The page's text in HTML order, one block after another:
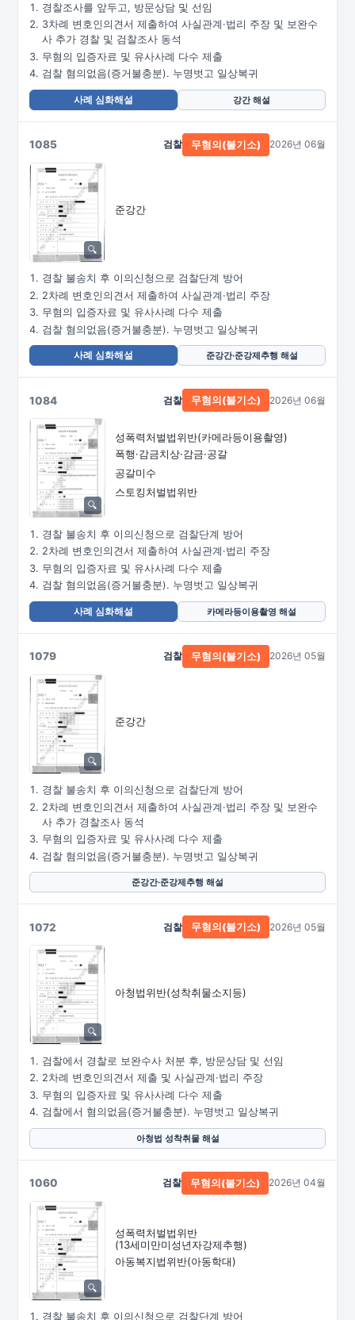
경찰조사를 앞두고, 방문상담 및 선임
3차례 변호인의견서 제출하여 사실관계·법리 주장 및 보완수
사 추가 경찰 및 검찰조사 동석
무혐의 입증자료 및 유사사례 다수 제출
검찰 혐의없음(증거불충분). 누명벗고 일상복귀
사례 심화해설 강간 해설
1085
준강간
검찰 무혐의(불기소) 2026년 06월
경찰 불송치 후 이의신청으로 검찰단계 방어
2차례 변호인의견서 제출하여 사실관계·법리 주장
무혐의 입증자료 및 유사사례 다수 제출
검찰 혐의없음(증거불충분). 누명벗고 일상복귀
사례 심화해설 준강간·준강제추행 해설
1084
성폭력처벌법위반(카메라등이용촬영)
폭행·감금치상·감금·공갈
공갈미수
스토킹처벌법위반
검찰 무혐의(불기소) 2026년 06월
경찰 불송치 후 이의신청으로 검찰단계 방어
2차례 변호인의견서 제출하여 사실관계·법리 주장
무혐의 입증자료 및 유사사례 다수 제출
검찰 혐의없음(증거불충분). 누명벗고 일상복귀
사례 심화해설 카메라등이용촬영 해설
1079
준강간
검찰 무혐의(불기소) 2026년 05월
경찰 불송치 후 이의신청으로 검찰단계 방어
2차례 변호인의견서 제출하여 사실관계·법리 주장 및 보완수
사 추가 경찰조사 동석
무혐의 입증자료 및 유사사례 다수 제출
검찰 혐의없음(증거불충분). 누명벗고 일상복귀
준강간·준강제추행 해설
1072
아청법위반(성착취물소지등)
검찰 무혐의(불기소) 2026년 05월
검찰에서 경찰로 보완수사 처분 후, 방문상담 및 선임
2차례 변호인의견서 제출 및 사실관계·법리 주장
무혐의 입증자료 및 유사사례 다수 제출
검찰에서 혐의없음(증거불충분). 누명벗고 일상복귀
아청법 성착취물 해설
1060
성폭력처벌법위반
(13세미만미성년자강제추행)
아동복지법위반(아동학대)
검찰 무혐의(불기소) 2026년 04월
경찰 불송치 후 이의신청으로 검찰단계 방어